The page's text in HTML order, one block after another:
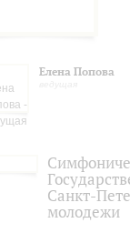
Елена Попова
Санкт-
молодежи